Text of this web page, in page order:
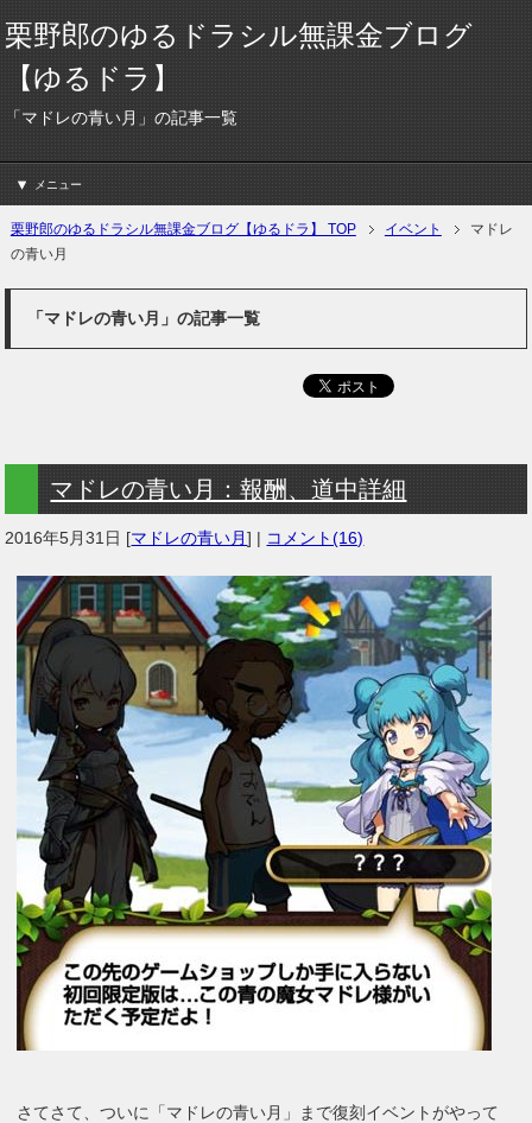
栗野郎のゆるドラシル無課金ブログ
【ゆるドラ】
「マドレの青い月」の記事一覧
メニュー
栗野郎のゆるドラシル無課金ブログ【ゆるドラ】 TOP イベント
マドレ
の青い月
「マドレの青い月」の記事一覧
マドレの青い月：報酬、道中詳細
2016年5月31日 [マドレの青い月] | コメント(16)
さてさて、ついに「マドレの青い月」まで復刻イベントがやって